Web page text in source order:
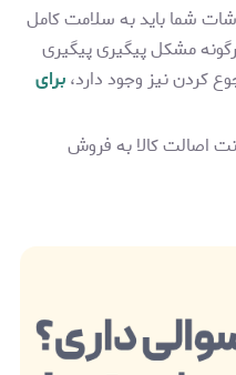
شما باید به سلامت کامل
مشکل پیگیری پیگیری
کردن نیز وجود دارد،برای
اصالت کالا به فروش